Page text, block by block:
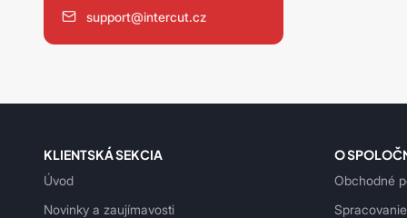
support@intercut.cz
KLIENTSKÁ SEKCIA
Úvod
Novinky a zaujímavosti
O
Obchodné